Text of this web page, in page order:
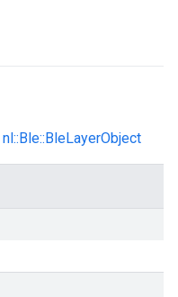
nl::Ble::BleLayerObject